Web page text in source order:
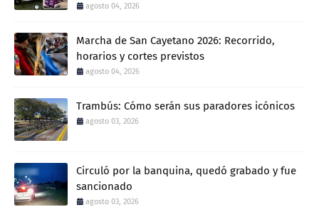
agosto 04, 2026
Marcha de San Cayetano 2026: Recorrido,
horarios y cortes previstos
agosto 04, 2026
Trambús: Cómo serán sus paradores icónicos
agosto 03, 2026
Circuló por la banquina, quedó grabado y fue
sancionado
agosto 03, 2026